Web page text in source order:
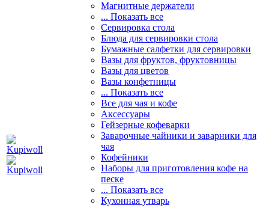
Магнитные держатели
... Показать все
Сервировка стола
Блюда для сервировки стола
Бумажные салфетки для сервировки
Вазы для фруктов, фруктовницы
Вазы для цветов
Вазы конфетницы
... Показать все
Все для чая и кофе
Аксессуары
Гейзерные кофеварки
Заварочные чайники и заварники для
чая
Кофейники
Наборы для приготовления кофе на
песке
... Показать все
Кухонная утварь